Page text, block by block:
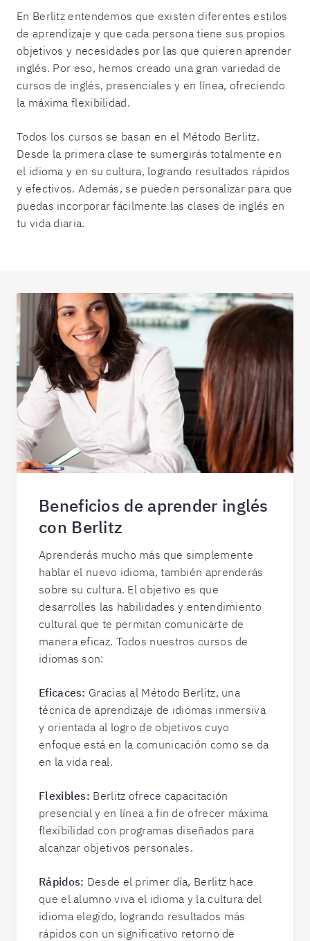
En Berlitz entendemos que existen diferentes estilos
de aprendizaje y que cada persona tiene sus propios
objetivos y necesidades por las que quieren aprender
inglés. Por eso, hemos creado una gran variedad de
cursos de inglés, presenciales y en línea, ofreciendo
la máxima flexibilidad.
Todos los cursos se basan en el Método Berlitz.
Desde la primera clase te sumergirás totalmente en
el idioma y en su cultura, logrando resultados rápidos
y efectivos. Además, se pueden personalizar para que
puedas incorporar fácilmente las clases de inglés en
tu vida diaria.
Beneficios de aprender inglés
con Berlitz
Aprenderás mucho más que simplemente
hablar el nuevo idioma, también aprenderás
sobre su cultura. El objetivo es que
desarrolles las habilidades y entendimiento
cultural que te permitan comunicarte de
manera eficaz. Todos nuestros cursos de
idiomas son:
Eficaces: Gracias al Método Berlitz, una
técnica de aprendizaje de idiomas inmersiva
y orientada al logro de objetivos cuyo
enfoque está en la comunicación como se da
en la vida real.
Flexibles: Berlitz ofrece capacitación
presencial y en línea a fin de ofrecer máxima
flexibilidad con programas diseñados para
alcanzar objetivos personales.
Rápidos: Desde el primer día, Berlitz hace
que el alumno viva el idioma y la cultura del
idioma elegido, logrando resultados más
rápidos con un significativo retorno de